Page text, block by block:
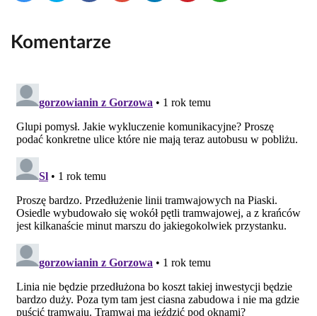
Komentarze